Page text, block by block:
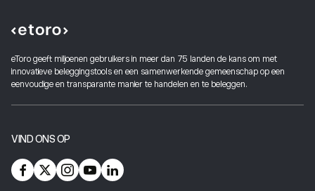
eToro geeft miljoenen gebruikers in meer dan 75 landen de kans om met
innovatieve beleggingstools en een samenwerkende gemeenschap op een
eenvoudige en transparante manier te handelen en te beleggen.
VIND ONS OP